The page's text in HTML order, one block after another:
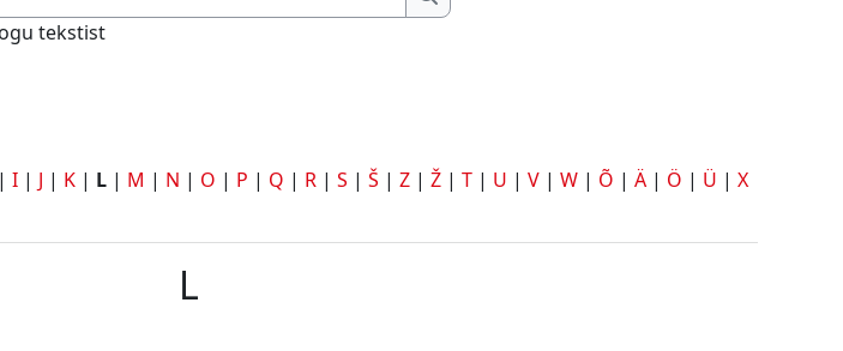
Otsing
tekstist
| I | J | K | L | M | N | O | P | Q | R | S | Š | Z | Ž | T | U | V | W | Õ | Ä | Ö | Ü | X
L